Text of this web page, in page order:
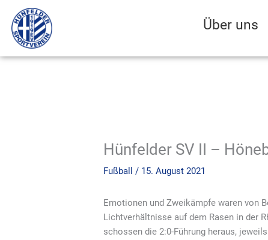
Inhalt
springen
Über uns
Hünfelder SV II –
Fußball / 15. August 2021
Emotionen und Zweikämpfe waren von
Lichtverhältnisse auf dem Rasen in der
schossen die 2:0-Führung heraus,